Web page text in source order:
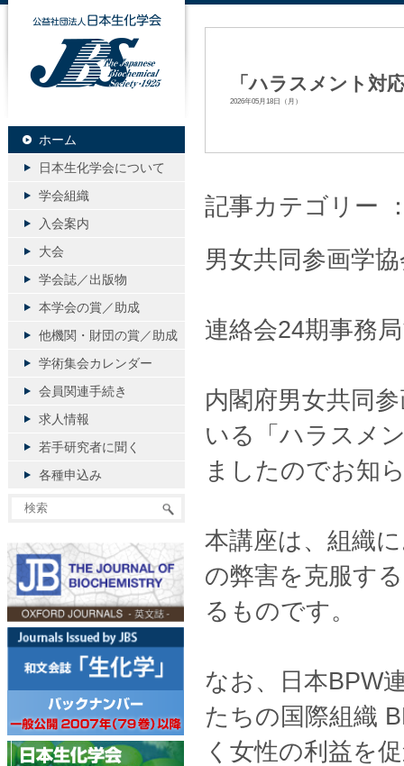
「ハラスメント対
2026年05月18日（月）
記事カテゴリー
男女共同参画学
連絡会24期事務
内閣府男女共同
いる「ハラスメ
ましたのでお知
本講座は、組織
の弊害を克服す
るものです。
なお、日本BPW
たちの国際組織
く女性の利益を
公益社団法人日本生化学会
ホーム
日本生化学会について
学会組織
入会案内
大会
学会誌／出版物
本学会の賞／助成
他機関・財団の賞／助成
学術集会カレンダー
会員関連手続き
求人情報
若手研究者に聞く
各種申込み